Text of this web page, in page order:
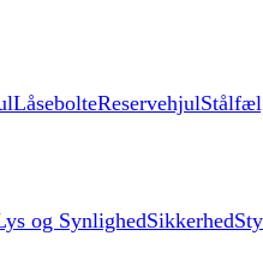
LåsebolteReservehjul
og SynlighedSikkerhed